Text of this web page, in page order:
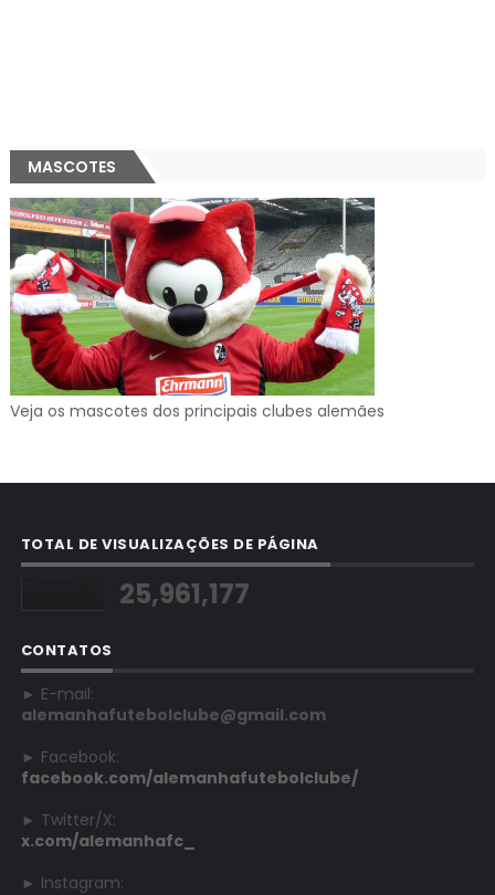
MASCOTES
Veja os mascotes dos principais clubes alemães
TOTAL DE VISUALIZAÇÕES DE PÁGINA
25,961,177
CONTATOS
► E-mail:
alemanhafutebolclube@gmail.com
► Facebook:
facebook.com/alemanhafutebolclube/
► Twitter/X:
x.com/alemanhafc_
► Instagram: